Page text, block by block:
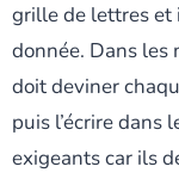
grille de lettres et
donnée. Dans les
doit deviner
puis l’écrire dans
exigeants car ils